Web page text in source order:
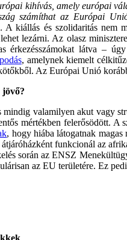
kihívás, amely európai
számíthat az Európai
A kiállás és szolidaritás nem
lezárni. Az olasz
érkezésszámokat látva –
, amelynek kiemelt
Az Európai Unió
mindig valamilyen akut vagy
mértékben felerősödött.
, hogy hiába látogatnak
funkcionál az
során az ENSZ
az EU területére. Ez